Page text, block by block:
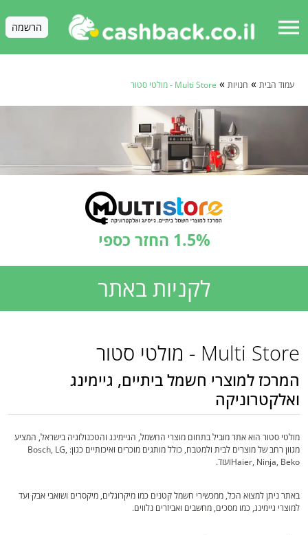
menu הרשמה
עמוד הבית » חנויות » Multi Store - מולטי סטור
1.5% החזר כספי
לקניות באתר
Multi Store - מולטי סטור
המרכז למוצרי חשמל ביתיים, גיימינג
ואלקטרוניקה
מולטי סטור הוא אתר מוביל בתחום מוצרי החשמל, הגיימינג והטכנולוגיה בישראל, המציע
מגוון רחב של מוצרים לבית ולמטבח, כולל מותגים מוכרים ואיכותיים כגון: Bosch, LG,
Haier, Ninja, Bekoועוד.
באתר ניתן למצוא הכל, ממכשירי חשמל קטנים כמו מיקרוגלים, מיקסרים ושואבי אבק ועד
למוצרי גיימינג, כמו מסכים, מחשבים ואביזרים נלווים.